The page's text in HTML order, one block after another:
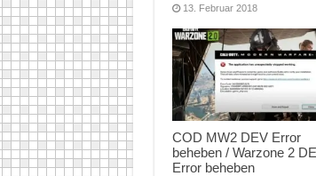
13. Februar 2018
COD MW2 DEV Error
beheben / Warzone 2
Error beheben